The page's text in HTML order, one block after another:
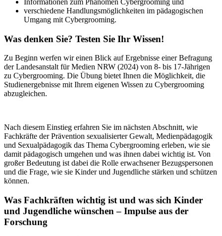
verschiedene Handlungsmöglichkeiten im pädagogischen
Umgang mit Cybergrooming.
Was denken Sie? Testen Sie Ihr Wissen!
Zu Beginn werfen wir einen Blick auf Ergebnisse einer Befragung
der Landesanstalt für Medien NRW (2024) von 8- bis 17-Jährigen
zu Cybergrooming. Die Übung bietet Ihnen die Möglichkeit, die
Studienergebnisse mit Ihrem eigenen Wissen zu Cybergrooming
abzugleichen.
Nach diesem Einstieg erfahren Sie im nächsten Abschnitt, wie
Fachkräfte der Prävention sexualisierter Gewalt, Medienpädagogik
und Sexualpädagogik das Thema Cybergrooming erleben, wie sie
damit pädagogisch umgehen und was ihnen dabei wichtig ist. Von
großer Bedeutung ist dabei die Rolle erwachsener Bezugspersonen
und die Frage, wie sie Kinder und Jugendliche stärken und schützen
können.
Was Fachkräften wichtig ist und was sich Kinder
und Jugendliche wünschen – Impulse aus der
Forschung